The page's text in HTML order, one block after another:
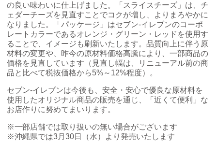
プリペイドカード・金券
ニンテンドー・ダウンロードカード
プリント
スキャン
ファクス
チケット
プリペイドサービス
切手・はがき・印紙
セブン銀行ATM
ご利用可能なお支払い方法
各種料金のお支払い
スマホプリペイド
セブンチケット
チケットぴあ
イープラス
CNプレイガイド
セブン‐イレブンでお受取り
タワーレコード
セブンネットショッピング
停電時のサービス停止のお知らせ
会社概要
貸借対照表・損益計算書
沿革
国内店舗数
売上高、店舗数推移
サステナビリティ活動基本方針
サステナビリティ推進体制
GREEN CHALLENGE 2050
4VISIONS
サステナビリティニュース
加盟店オーナー募集 物件募集・購入
アルバイト情報 採用情報
店舗検索
ネットショッピング
お問い合わせ
English (Corporate)
中文[繁體字](服務)
の良い味わいに仕上げました。「スライスチーズ」は、チ
ェダーチーズを見直すことでコクが増し、よりまろやかに
なりました。「パッケージ」はセブン‐イレブンのコーポ
レートカラーであるオレンジ・グリーン・レッドを使用す
ることで、イメージも刷新いたします。品質向上に伴う原
材料の変更や、昨今の原材料価格高騰により、一部商品の
価格を見直しています（見直し幅は、リニューアル前の商
品と比べて税抜価格から5%～12%程度）。
セブン‐イレブンは今後も、安全・安心で優良な原材料を
使用したオリジナル商品の販売を通じ、「近くて便利」な
お店作りに努めてまいります。
※一部店舗では取り扱いの無い場合がございます
※沖縄県では3月30日（水）より発売いたします